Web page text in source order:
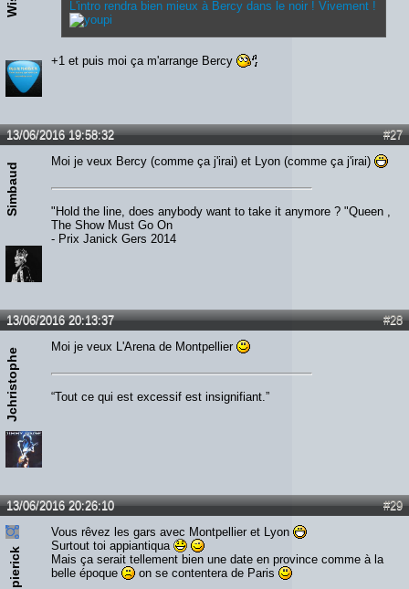
L'intro rendra bien mieux à Bercy dans le noir ! Vivement !
+1 et puis moi ça m'arrange Bercy
#27
13/06/2016 19:58:32
Simbaud
Moi je veux Bercy (comme ça j'irai) et Lyon (comme ça j'irai)
"Hold the line, does anybody want to take it anymore ? "Queen ,
The Show Must Go On
- Prix Janick Gers 2014
#28
13/06/2016 20:13:37
Jchristophe
Moi je veux L'Arena de Montpellier
“Tout ce qui est excessif est insignifiant.”
#29
13/06/2016 20:26:10
pierick
Vous rêvez les gars avec Montpellier et Lyon
Surtout toi appiantiqua
Mais ça serait tellement bien une date en province comme à la
belle époque
on se contentera de Paris